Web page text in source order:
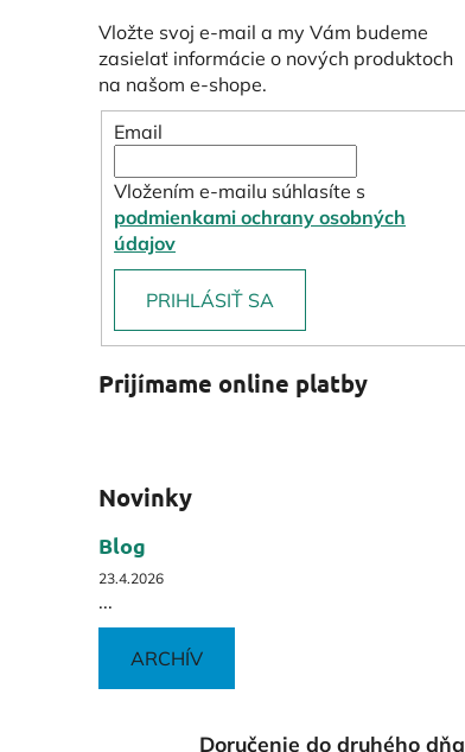
Vložte svoj e-mail a my Vám budeme
zasielať informácie o nových produktoch
na našom e-shope.
Email
Vložením e-mailu súhlasíte s
podmienkami ochrany osobných
údajov
PRIHLÁSIŤ SA
Prijímame online platby
Novinky
Blog
23.4.2026
...
ARCHÍV
Doručenie do druhého dňa